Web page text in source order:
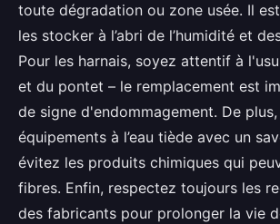
toute dégradation ou zone usée. Il
les stocker à l’abri de l’humidité et
Pour les harnais, soyez attentif à
et du pontet – le remplacement est
de signe d'endommagement. De
équipements à l’eau tiède avec un
évitez les produits chimiques qui
fibres. Enfin, respectez toujours les
des fabricants pour prolonger la vie